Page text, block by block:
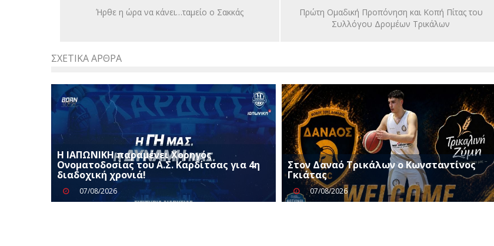
Ήρθε η ώρα να κάνει…ταμείο ο Σακκάς
Πρώτη Ομαδική Προπόνηση και Κοπή Πίτας του
Συλλόγου Δρομέων Τρικάλων
ΣΧΕΤΙΚΆ ΆΡΘΡΑ
Η ΙΑΠΩΝΙΚΗ παραμένει Χορηγός
Ονοματοδοσίας του Α.Σ. Καρδίτσας για 4η
διαδοχική χρονιά!
07/08/2026
Στον Δαναό Τρικάλων ο Κωνσταντίνος
Γκιάτας
07/08/2026